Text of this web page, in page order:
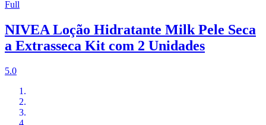
Full
NIVEA Loção Hidratante Milk Pele Seca
a Extrasseca Kit com 2 Unidades
5.0